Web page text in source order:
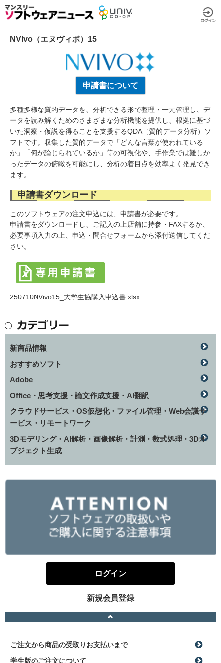
NVivo（エヌヴィボ）15
申請書について
多種多様な質的データを、分析できる形で整理・一元管理し、デ
ータを読み解くためのさまざまな分析機能を提供し、根拠に基づ
いた洞察・仮説を得ることを支援するQDA（質的データ分析）ソ
フトです。収集した質的データで「どんな言葉が使われている
か」「何が論じられているか」等の可視化や、手作業では難しか
ったデータの俯瞰を可能にし、分析の着目点を効率よく発見でき
ます。
申請書ダウンロード
このソフトウェアの注文申込には、申請書が必要です。
申請書をダウンロードし、ご記入の上店舗に持参・FAXするか、
必要事項入力の上、申込・問合せフォームから添付送信してくだ
さい。
250710NVivo15_大学生協購入申込書.xlsx
新商品情報
おすすめソフト
Adobe
Office・思考支援・論文作成支援・AI翻訳
クラウドサービス・OS仮想化・ファイル管理・Web会議サ
ービス・リモートワーク
3Dモデリング・AI解析・画像解析・計測・数式処理・3Dオ
ブジェクト生成
ログイン
新規会員登録
ご注文から商品の受取りお支払いまで
学生版のご注文について